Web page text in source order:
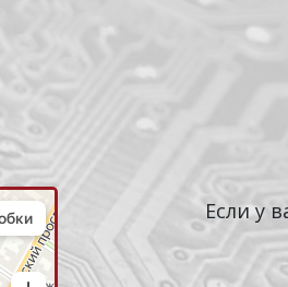
Если у